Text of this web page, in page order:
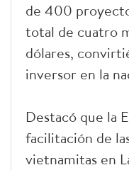
de 400
total de cuatro
dólares,
inversor en la
Destacó que la
facilitación de
vietnamitas en